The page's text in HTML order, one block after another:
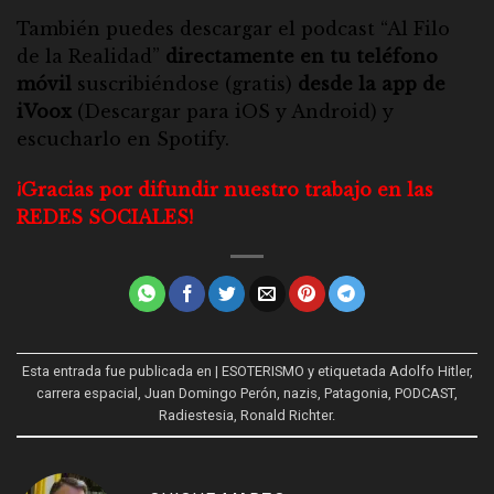
También puedes descargar el podcast “Al Filo
de la Realidad” directamente en tu teléfono
móvil suscribiéndose (gratis) desde la app de
iVoox (Descargar para iOS y Android ) y
escucharlo en Spotify.
¡Gracias por difundir nuestro trabajo en las
REDES SOCIALES!
Esta entrada fue publicada en | ESOTERISMO y etiquetada Adolfo Hitler,
carrera espacial , Juan Domingo Perón, nazis, Patagonia, PODCAST,
Radiestesia, Ronald Richter.